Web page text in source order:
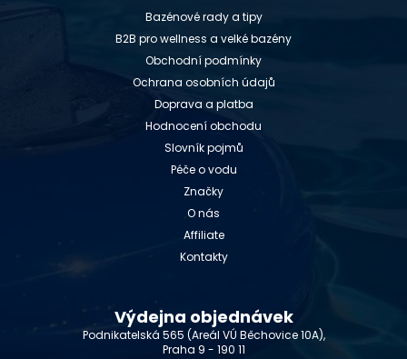
Bazénové rady a tipy
B2B pro wellness a velké bazény
Obchodní podmínky
Ochrana osobních údajů
Doprava a platba
Hodnocení obchodu
Slovník pojmů
Péče o vodu
Značky
O nás
Affiliate
Kontakty
Výdejna objednávek
Podnikatelská 565 (Areál VÚ Běchovice 10A),
Praha 9 - 190 11